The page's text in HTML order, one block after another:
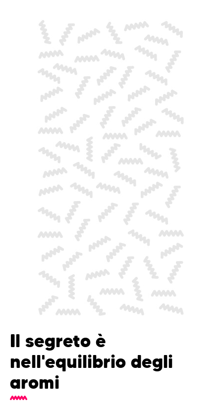
Il segreto è
nell'equilibrio degli
aromi